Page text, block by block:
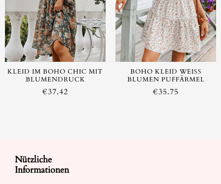
KLEID IM BOHO CHIC MIT
BLUMENDRUCK
€37.42
AUSVERKAUFT
BOHO KLEID WEISS B
LUMEN PUFFÄRMEL
€35.75
Nützliche
Informationen